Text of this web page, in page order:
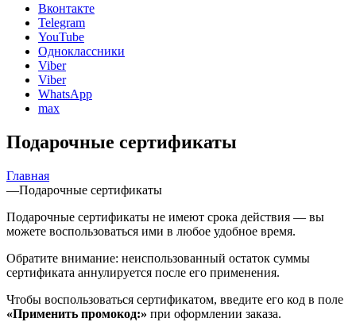
Вконтакте
Telegram
YouTube
Одноклассники
Viber
Viber
WhatsApp
max
Подарочные сертификаты
Главная
—Подарочные сертификаты
Подарочные сертификаты не имеют срока действия — вы
можете воспользоваться ими в любое удобное время.
Обратите внимание: неиспользованный остаток суммы
сертификата аннулируется после его применения.
Чтобы воспользоваться сертификатом, введите его код в поле
«Применить промокод:» при оформлении заказа.